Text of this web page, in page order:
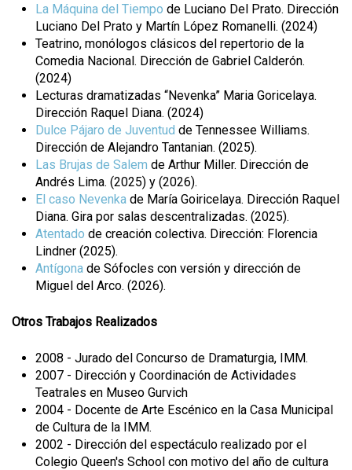
La Máquina del Tiempo de Luciano Del Prato. Dirección
Luciano Del Prato y Martín López Romanelli. (2024)
Teatrino, monólogos clásicos del repertorio de la
Comedia Nacional. Dirección de Gabriel Calderón.
(2024)
Lecturas dramatizadas “Nevenka” Maria Goricelaya.
Dirección Raquel Diana. (2024)
Dulce Pájaro de Juventud de Tennessee Williams.
Dirección de Alejandro Tantanian. (2025).
Las Brujas de Salem de Arthur Miller. Dirección de
Andrés Lima. (2025) y (2026).
El caso Nevenka de María Goiricelaya. Dirección Raquel
Diana. Gira por salas descentralizadas. (2025).
Atentado de creación colectiva. Dirección: Florencia
Lindner (2025).
Antígona de Sófocles con versión y dirección de
Miguel del Arco. (2026).
Otros Trabajos Realizados
2008 - Jurado del Concurso de Dramaturgia, IMM.
2007 - Dirección y Coordinación de Actividades
Teatrales en Museo Gurvich
2004 - Docente de Arte Escénico en la Casa Municipal
de Cultura de la IMM.
2002 - Dirección del espectáculo realizado por el
Colegio Queen's School con motivo del año de cultura